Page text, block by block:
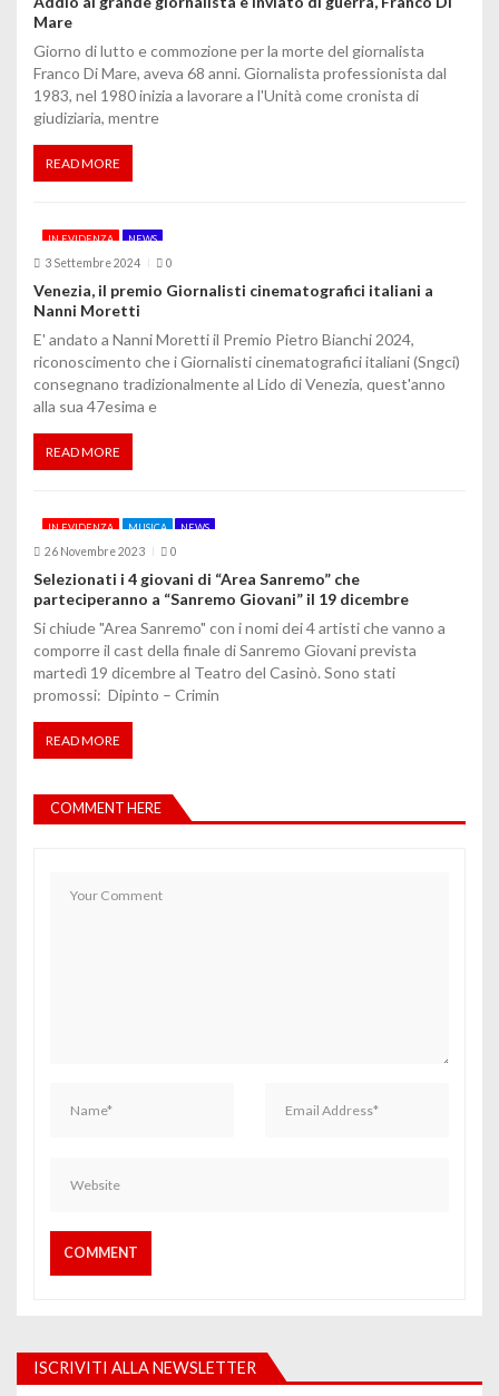
o
l
i
Mare
Giorno di lutto e commozione per la morte del giornalista
Franco Di Mare, aveva 68 anni. Giornalista professionista dal
1983, nel 1980 inizia a lavorare a l'Unità come cronista di
giudiziaria, mentre
READ MORE
IN EVIDENZA NEWS
3 Settembre 2024 0
Venezia, il premio Giornalisti cinematografici italiani a
Nanni Moretti
E' andato a Nanni Moretti il Premio Pietro Bianchi 2024,
riconoscimento che i Giornalisti cinematografici italiani (Sngci)
consegnano tradizionalmente al Lido di Venezia, quest'anno
alla sua 47esima e
READ MORE
IN EVIDENZA MUSICA NEWS
26 Novembre 2023 0
Selezionati i 4 giovani di “Area Sanremo” che
parteciperanno a “Sanremo Giovani” il 19 dicembre
Si chiude "Area Sanremo" con i nomi dei 4 artisti che vanno a
comporre il cast della finale di Sanremo Giovani prevista
martedì 19 dicembre al Teatro del Casinò. Sono stati
promossi: Dipinto – Crimin
READ MORE
COMMENT HERE
ISCRIVITI ALLA NEWSLETTER